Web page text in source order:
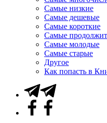
Самые низкие
Самые дешевые
Самые короткие
Самые
Самые молодые
Самые старые
Другое
Как попасть в
Telegram
Facebook